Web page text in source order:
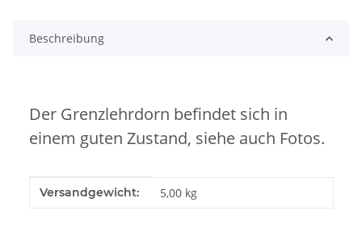
Beschreibung
Der Grenzlehrdorn befindet sich in
einem guten Zustand, siehe auch Fotos.
Produkteigenschaft
Wert
Versandgewicht: 5,00 kg